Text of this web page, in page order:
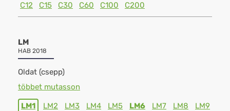
C12
C15 C30 C60 C100 C200
LM
HAB 2018
Oldat (csepp)
többet mutasson
LM1 LM2 LM3 LM4 LM5 LM6 LM7 LM8
LM9